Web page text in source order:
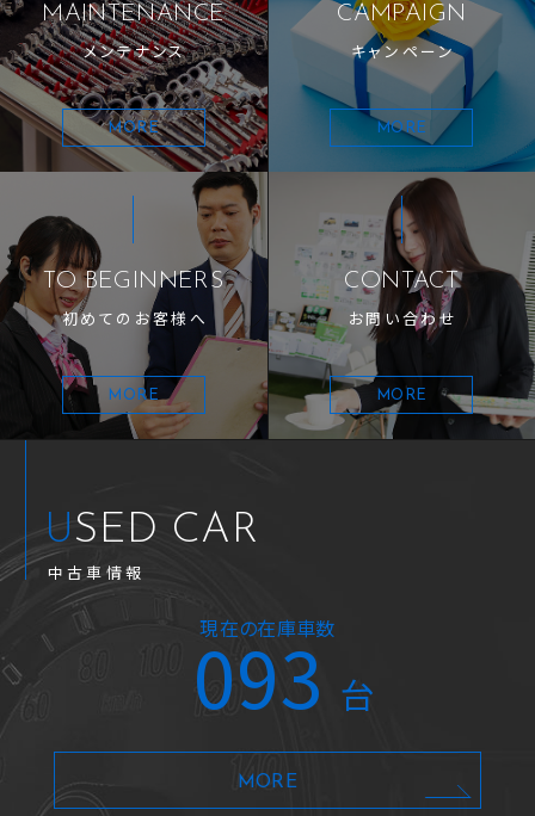
MAINTENANCE
メンテナンス
MORE
CAMPAIGN
キャンペーン
MORE
TO BEGINNERS
初めてのお客様へ
MORE
CONTACT
お問い合わせ
MORE
USED CAR
中古車情報
現在の在庫車数
093台
MORE